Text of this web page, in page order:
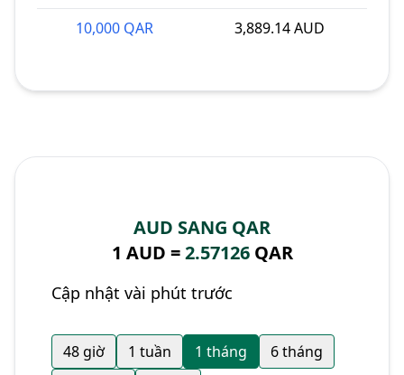
10,000 QAR
3,889.14 AUD
AUD SANG QAR
1 AUD =2.57126QAR
Cập nhật vài phút trước
48 giờ 1 tuần 1 tháng
6 tháng